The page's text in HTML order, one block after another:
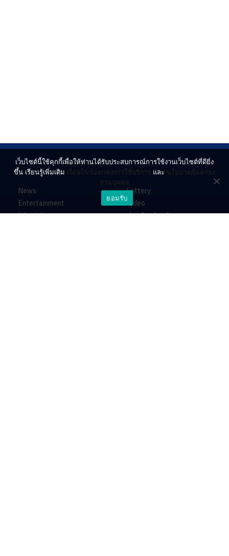
News
Entertainment
Lifestyle
Lottery
Video
ร่วมด้วยช่วยกัน
เว็บไซต์นี้ใช้คุกกี้เพื่อให้ท่านได้รับประสบการณ์การใช้งานเว็บไซต์ที่ดียิ่ง
ขึ้น เรียนรู้เพิ่มเติม เงื่อนไขข้อตกลงการใช้บริการ และ นโยบายคุ้มครอง
ส่วนบุคคล
ยอมรับ